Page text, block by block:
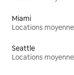
Miami
Seattle